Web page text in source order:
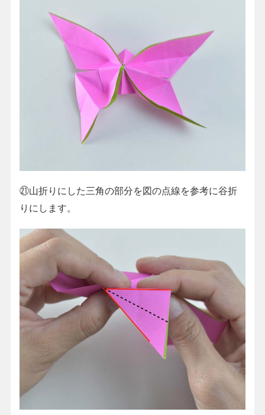
㉑山折りにした三角の部分を図の点線を参考に谷折
りにします。